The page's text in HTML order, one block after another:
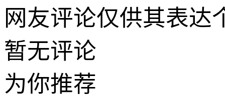
网友评论仅供其表达
暂无评论
为你推荐